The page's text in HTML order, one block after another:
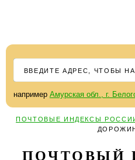
например Амурская обл., г.
ПОЧТОВЫЕ ИНДЕКСЫ
ПОЧТОВЫЙ